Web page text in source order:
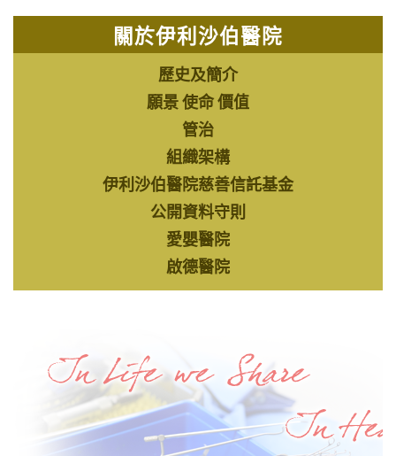
1
憾」的生死對話
認知障礙症照顧者支援平台︰早啲知道就
好喇﹗(經驗照顧者分享)
趣味手作班 - 從杯到燈─手作質感燈具
大笑椅上養生操
14
15
中風患者及照顧者支援系列：中風健康資
訊篇
17
"Art Like" 自療工作坊 - 【花間靜語】永生
花創作
關於伊利沙伯醫院
歷史及簡介
願景 使命 價值
管治
組織架構
伊利沙伯醫院慈善信託基金
公開資料守則
愛嬰醫院
啟德醫院